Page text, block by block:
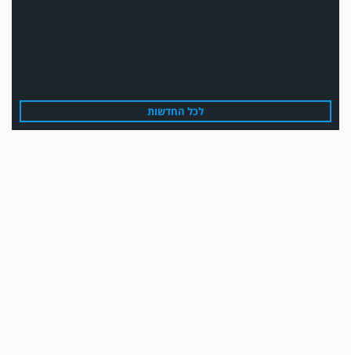
משחק אימון: הפועל אזור והפועל מרמורק סיימו בתוצאה 0-0 .
לכל החדשות